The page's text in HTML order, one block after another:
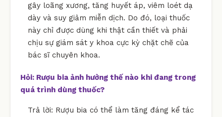
gây loãng xương, tăng huyết áp, viêm loét dạ
dày và suy giảm miễn dịch. Do đó, loại thuốc
này chỉ được dùng khi thật cần thiết và phải
chịu sự giám sát y khoa cực kỳ chặt chẽ của
bác sĩ chuyên khoa.
Hỏi: Rượu bia ảnh hưởng thế nào khi đang trong
quá trình dùng thuốc?
Trả lời: Rượu bia có thể làm tăng đáng kể tác